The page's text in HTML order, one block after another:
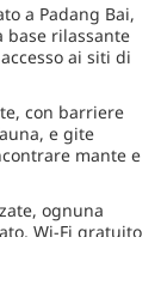
a Padang Bai,
base rilassante
ai siti di
con barriere
e gite
mante e
ognuna
Wi-Fi gratuito